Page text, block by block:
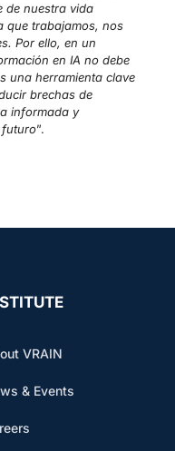
de nuestra vida
que trabajamos, nos
Por ello, en un
en IA no debe
una herramienta clave
brechas de
informada y
futuro”.
VRAIN
& Events